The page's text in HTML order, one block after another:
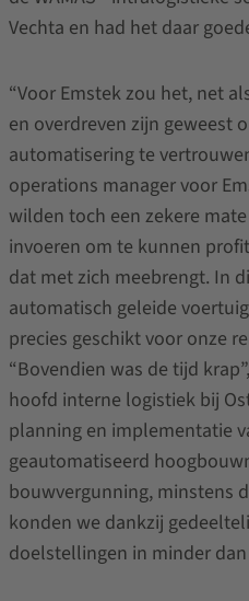
Vechta en had het daar
“Voor Emstek zou het, net
en overdreven zijn geweest
automatisering te
operations manager voor
wilden toch een zekere
invoeren om te kunnen
dat met zich meebrengt. In
automatisch geleide
precies geschikt voor onze
“Bovendien was de tijd
hoofd interne logistiek bij
planning en implementatie
geautomatiseerd
bouwvergunning, minstens
konden we dankzij
doelstellingen in minder